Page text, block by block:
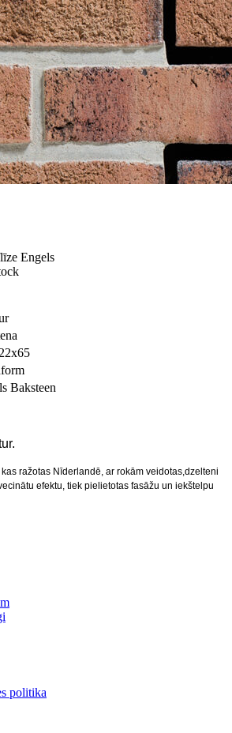
Engels
Baksteen
ražotas Nīderlandē, ar rokām veidotas,dzelteni
efektu, tiek pielietotas fasāžu un iekštelpu
politika